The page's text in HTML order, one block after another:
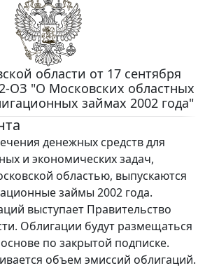
области от 17 сентября
ОЗ "О Московских областных
займах 2002 года"
денежных средств для
и экономических задач,
областью, выпускаются
займы 2002 года.
выступает Правительство
Облигации будут размещаться
по закрытой подписке.
объем эмиссий облигаций.